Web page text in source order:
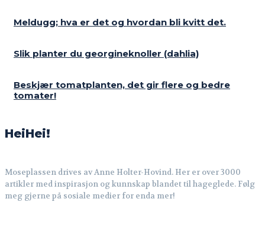
Meldugg; hva er det og hvordan bli kvitt det.
Slik planter du georgineknoller (dahlia)
Beskjær tomatplanten, det gir flere og bedre
tomater!
HeiHei!
Moseplassen drives av Anne Holter-Hovind. Her er over 3000
artikler med inspirasjon og kunnskap blandet til hageglede. Følg
meg gjerne på sosiale medier for enda mer!